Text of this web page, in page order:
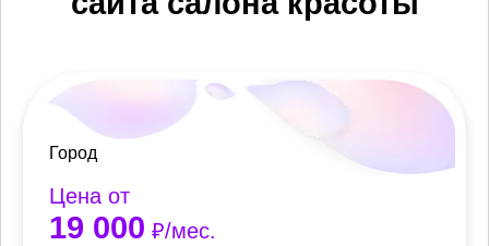
Город
Цена от
19 000 ₽/мес.